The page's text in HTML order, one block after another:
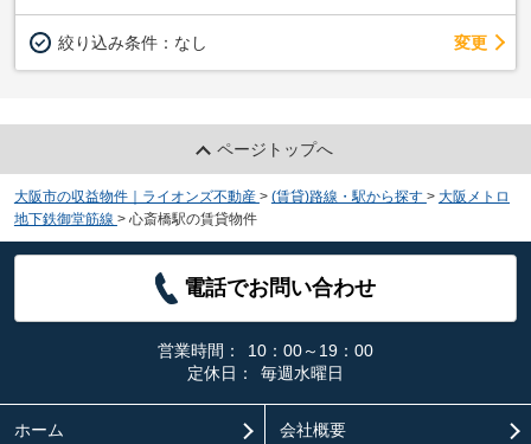
絞り込み条件： なし 変更
ページトップへ
大阪市の収益物件｜ライオンズ不動産 > (賃貸)路線・駅から探す > 大阪メトロ
地下鉄御堂筋線 > 心斎橋駅の賃貸物件
電話でお問い合わせ
営業時間：
10：00～19：00
定休日：
毎週水曜日
ホーム 会社概要